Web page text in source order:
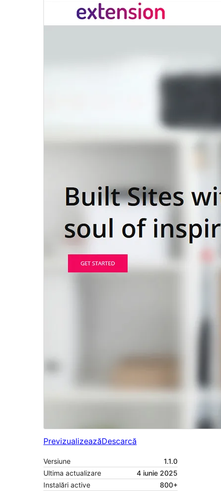
PrevizualizeazăDescarcă
Versiune
1.1.0
Ultima actualizare
4 iunie 2025
Instalări active
800+